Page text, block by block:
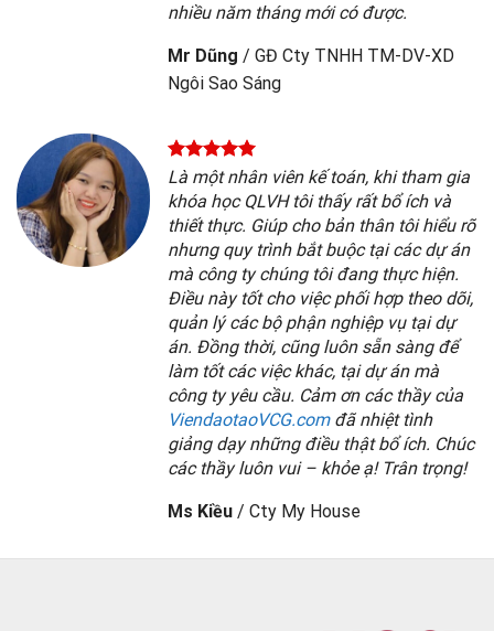
nhiều năm tháng mới có được.
Mr Dũng / GĐ Cty TNHH TM-DV-XD
Ngôi Sao Sáng
Là một nhân viên kế toán, khi tham gia
khóa học QLVH tôi thấy rất bổ ích và
thiết thực. Giúp cho bản thân tôi hiểu rõ
nhưng quy trình bắt buộc tại các dự án
mà công ty chúng tôi đang thực hiện.
Điều này tốt cho việc phối hợp theo dõi,
quản lý các bộ phận nghiệp vụ tại dự
án. Đồng thời, cũng luôn sẵn sàng để
làm tốt các việc khác, tại dự án mà
công ty yêu cầu. Cảm ơn các thầy của
ViendaotaoVCG.comđã nhiệt tình
giảng dạy những điều thật bổ ích. Chúc
các thầy luôn vui – khỏe ạ! Trân trọng!
Ms Kiều / Cty My House